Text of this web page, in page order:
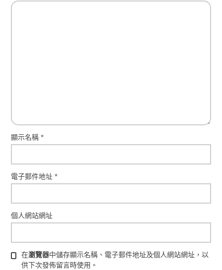
顯示名稱*
電子郵件地址*
個人網站網址
在瀏覽器中儲存顯示名稱、電子郵件地址及個人網站網址，以
供下次發佈留言時使用。